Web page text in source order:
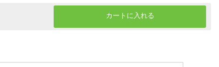
カートに入れる